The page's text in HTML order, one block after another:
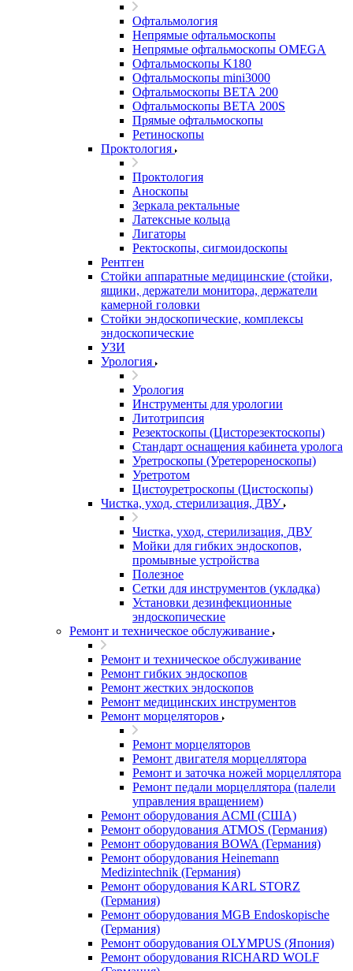
Офтальмология
Непрямые офтальмоскопы
Непрямые офтальмоскопы OMEGA
Офтальмоскопы K180
Офтальмоскопы mini3000
Офтальмоскопы ВЕТА 200
Офтальмоскопы ВЕТА 200S
Прямые офтальмоскопы
Ретиноскопы
Проктология
Проктология
Аноскопы
Зеркала ректальные
Латексные кольца
Лигаторы
Ректоскопы, сигмоидоскопы
Рентген
Стойки аппаратные медицинские (стойки,
ящики, держатели монитора, держатели
камерной головки
Стойки эндоскопические, комплексы
эндоскопические
УЗИ
Урология
Урология
Инструменты для урологии
Литотрипсия
Резектоскопы (Цисторезектоскопы)
Стандарт оснащения кабинета уролога
Уретроскопы (Уретерореноскопы)
Уретротом
Цистоуретроскопы (Цистоскопы)
Чистка, уход, стерилизация, ДВУ
Чистка, уход, стерилизация, ДВУ
Мойки для гибких эндоскопов,
промывные устройства
Полезное
Сетки для инструментов (укладка)
Установки дезинфекционные
эндоскопические
Ремонт и техническое обслуживание
Ремонт и техническое обслуживание
Ремонт гибких эндоскопов
Ремонт жестких эндоскопов
Ремонт медицинских инструментов
Ремонт морцеляторов
Ремонт морцеляторов
Ремонт двигателя морцеллятора
Ремонт и заточка ножей морцеллятора
Ремонт педали морцеллятора (палели
управления вращением)
Ремонт оборудования ACMI (США)
Ремонт оборудования ATMOS (Германия)
Ремонт оборудования BOWA (Германия)
Ремонт оборудования Heinemann
Medizintechnik (Германия)
Ремонт оборудования KARL STORZ
(Германия)
Ремонт оборудования MGB Endoskopische
(Германия)
Ремонт оборудования OLYMPUS (Япония)
Ремонт оборудования RICHARD WOLF